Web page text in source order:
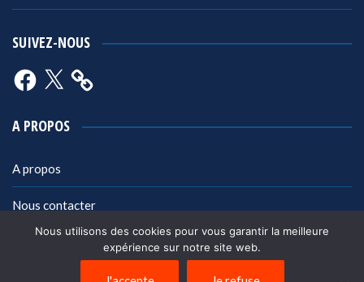
SUIVEZ-NOUS
Facebook
X
A PROPOS
A propos
Nous contacter
Politique de confidentialité
Nous utilisons des cookies pour vous garantir la meilleure
expérience sur notre site web.